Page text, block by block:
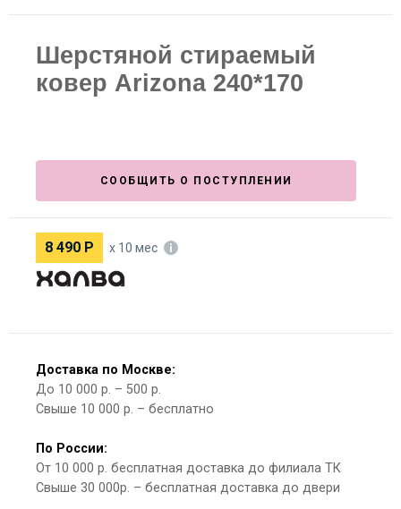
Шерстяной стираемый
ковер Arizona 240*170
СООБЩИТЬ О ПОСТУПЛЕНИИ
8 490 Р х 10 мес
Доставка по Москве:
До 10 000 р. – 500 р.
Свыше 10 000 р. – бесплатно
По России:
От 10 000 р. бесплатная доставка до филиала ТК
Свыше 30 000р. – бесплатная доставка до двери